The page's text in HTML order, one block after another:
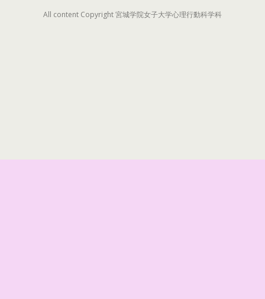
All content Copyright 宮城学院女子大学心理行動科学科